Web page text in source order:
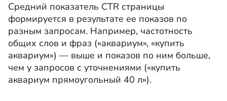
Средний показатель CTR страницы
формируется в результате ее показов по
разным запросам. Например, частотность
общих слов и фраз («аквариум», «купить
аквариум») — выше и показов по ним больше,
чем у запросов с уточнениями («купить
аквариум прямоугольный 40 л»).